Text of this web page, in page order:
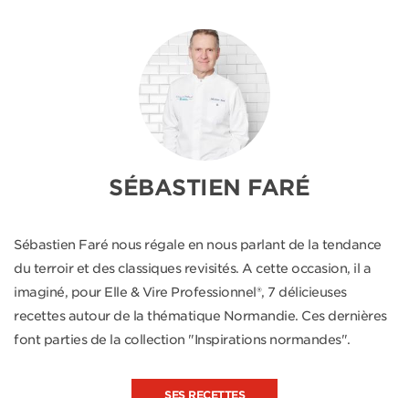
SÉBASTIEN FARÉ
Sébastien Faré nous régale en nous parlant de la tendance
du terroir et des classiques revisités. A cette occasion, il a
imaginé, pour Elle & Vire Professionnel®, 7 délicieuses
recettes autour de la thématique Normandie. Ces dernières
font parties de la collection "Inspirations normandes".
SES RECETTES